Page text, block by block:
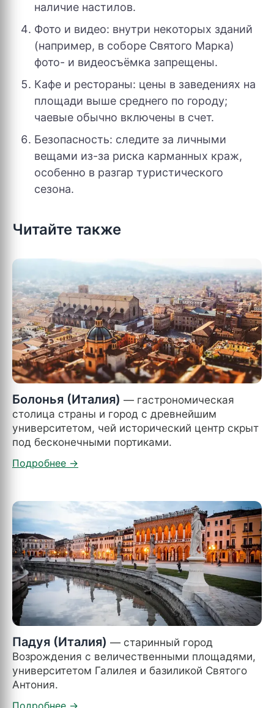
наличие настилов.
Фото и видео: внутри некоторых зданий
(например, в соборе Святого Марка)
фото- и видеосъёмка запрещены.
Кафе и рестораны: цены в заведениях на
площади выше среднего по городу;
чаевые обычно включены в счет.
Безопасность: следите за личными
вещами из-за риска карманных краж,
особенно в разгар туристического
сезона.
Читайте также
Болонья (Италия) — гастрономическая
столица страны и город с древнейшим
университетом, чей исторический центр скрыт
под бесконечными портиками.
Падуя (Италия) — старинный город
Возрождения с величественными площадями,
университетом Галилея и базиликой Святого
Антония.